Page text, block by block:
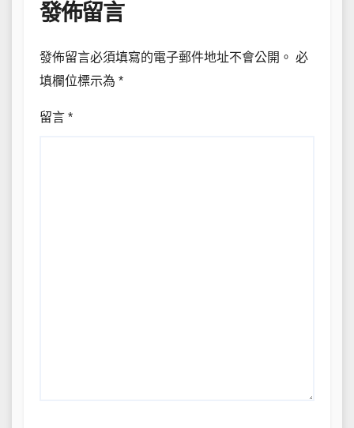
發佈留言
發佈留言必須填寫的電子郵件地址不會公開。 必
填欄位標示為 *
留言 *